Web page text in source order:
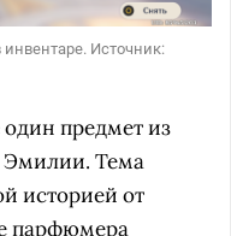
Источник:
предмет из
Эмилии. Тема
историей от
парфюмера